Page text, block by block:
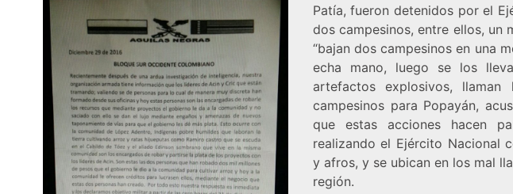
Patía, fueron detenidos por el
dos campesinos, entre ellos, un
“bajan dos campesinos en una
echa mano, luego se los
artefactos explosivos,
campesinos para Popayán,
que estas acciones hacen
realizando el Ejército Nacional
y afros, y se ubican en los mal
región.